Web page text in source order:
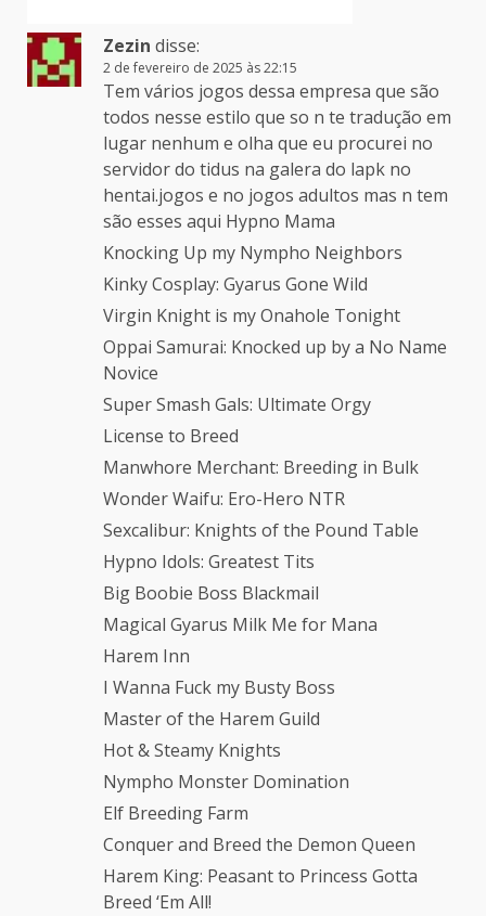
Zezin disse:
2 de fevereiro de 2025 às 22:15
Tem vários jogos dessa empresa que são
todos nesse estilo que so n te tradução em
lugar nenhum e olha que eu procurei no
servidor do tidus na galera do lapk no
hentai.jogos e no jogos adultos mas n tem
são esses aqui Hypno Mama
Knocking Up my Nympho Neighbors
Kinky Cosplay: Gyarus Gone Wild
Virgin Knight is my Onahole Tonight
Oppai Samurai: Knocked up by a No Name
Novice
Super Smash Gals: Ultimate Orgy
License to Breed
Manwhore Merchant: Breeding in Bulk
Wonder Waifu: Ero-Hero NTR
Sexcalibur: Knights of the Pound Table
Hypno Idols: Greatest Tits
Big Boobie Boss Blackmail
Magical Gyarus Milk Me for Mana
Harem Inn
I Wanna Fuck my Busty Boss
Master of the Harem Guild
Hot & Steamy Knights
Nympho Monster Domination
Elf Breeding Farm
Conquer and Breed the Demon Queen
Harem King: Peasant to Princess Gotta
Breed ‘Em All!